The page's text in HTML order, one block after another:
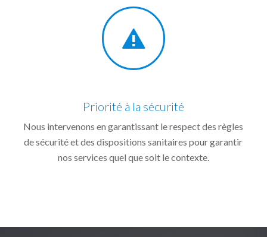
Priorité à la sécurité
Nous intervenons en garantissant le respect des règles
de sécurité et des dispositions sanitaires pour garantir
nos services quel que soit le contexte.